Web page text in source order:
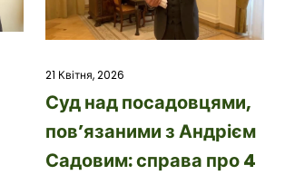
21 Квітня, 2026
Суд над посадовцями,
пов’язаними з Андрієм
Садовим: справа про 4